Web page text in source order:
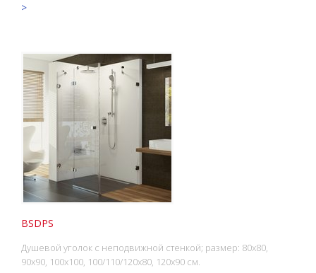
>
BSDPS
Душевой уголок с неподвижной стенкой; размер: 80x80,
90x90, 100x100, 100/110/120x80, 120x90 см.